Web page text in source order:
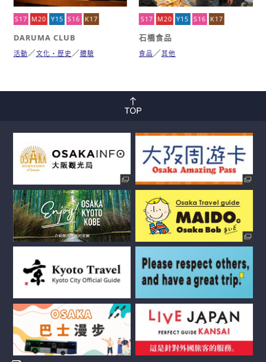
S17 M20 Y15 S16 K17
DARUMA CLUB
活動 文化・歷史 體驗
S17 M20 Y15 S16 K17
石橋食品
食品 其他